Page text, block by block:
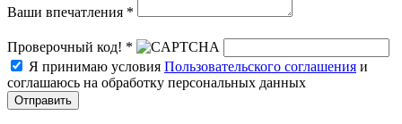
Ваши впечатления *
Проверочный код! *
Я принимаю условия Пользовательского соглашения и
соглашаюсь на обработку персональных данных
Отправить